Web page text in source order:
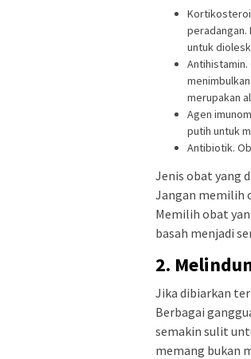
untuk
merupakan
Agen
putih untuk
Antibiotik.
Jenis obat yang
Jangan memilih
Memilih obat
basah menjadi
2.
Jika dibiarkan
Berbagai
semakin sulit
memang bukan